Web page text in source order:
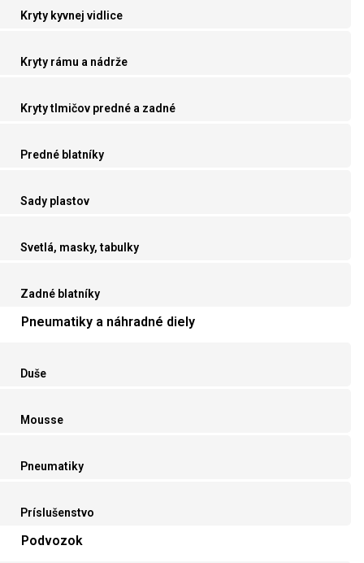
Kryty kyvnej vidlice
Kryty rámu a nádrže
Kryty tlmičov predné a zadné
Predné blatníky
Sady plastov
Svetlá, masky, tabulky
Zadné blatníky
Pneumatiky a náhradné diely
Duše
Mousse
Pneumatiky
Príslušenstvo
Podvozok